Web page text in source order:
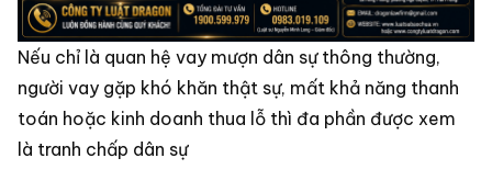
Nếu chỉ là quan hệ vay mượn dân sự thông thường,
người vay gặp khó khăn thật sự, mất khả năng thanh
toán hoặc kinh doanh thua lỗ thì đa phần được xem
là tranh chấp dân sự